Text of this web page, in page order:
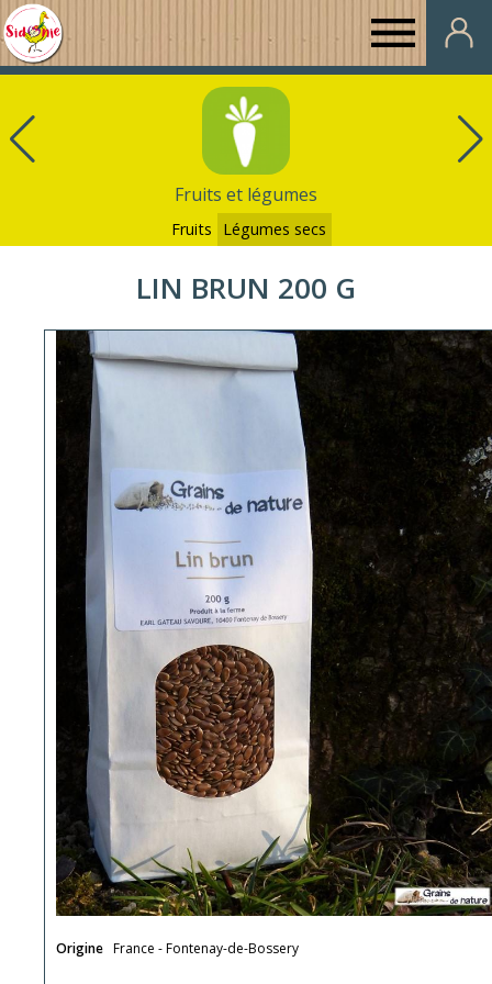
Au
Fruits et légumes
Fruits Légumes secs
LIN BRUN 200 G
Origine France - Fontenay-de-Bossery